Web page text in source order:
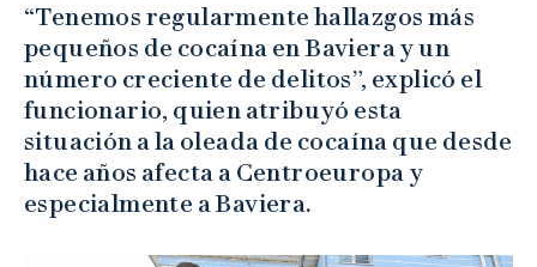
“Tenemos regularmente hallazgos más
pequeños de cocaína en Baviera y un
número creciente de delitos”, explicó el
funcionario, quien atribuyó esta
situación a la oleada de cocaína que desde
hace años afecta a Centroeuropa y
especialmente a Baviera.